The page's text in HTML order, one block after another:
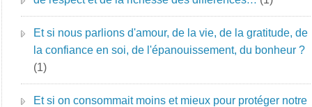
Et si nous parlions d'amour, de la vie, de la gratitude, de
la confiance en soi, de l'épanouissement, du bonheur ?
(1)
Et si on consommait moins et mieux pour protéger notre